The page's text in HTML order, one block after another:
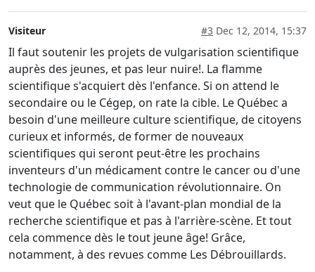
Visiteur #3 Dec 12, 2014, 15:37
Il faut soutenir les projets de vulgarisation scientifique
auprès des jeunes, et pas leur nuire!. La flamme
scientifique s'acquiert dès l'enfance. Si on attend le
secondaire ou le Cégep, on rate la cible. Le Québec a
besoin d'une meilleure culture scientifique, de citoyens
curieux et informés, de former de nouveaux
scientifiques qui seront peut-être les prochains
inventeurs d'un médicament contre le cancer ou d'une
technologie de communication révolutionnaire. On
veut que le Québec soit à l'avant-plan mondial de la
recherche scientifique et pas à l'arrière-scène. Et tout
cela commence dès le tout jeune âge! Grâce,
notamment, à des revues comme Les Débrouillards.